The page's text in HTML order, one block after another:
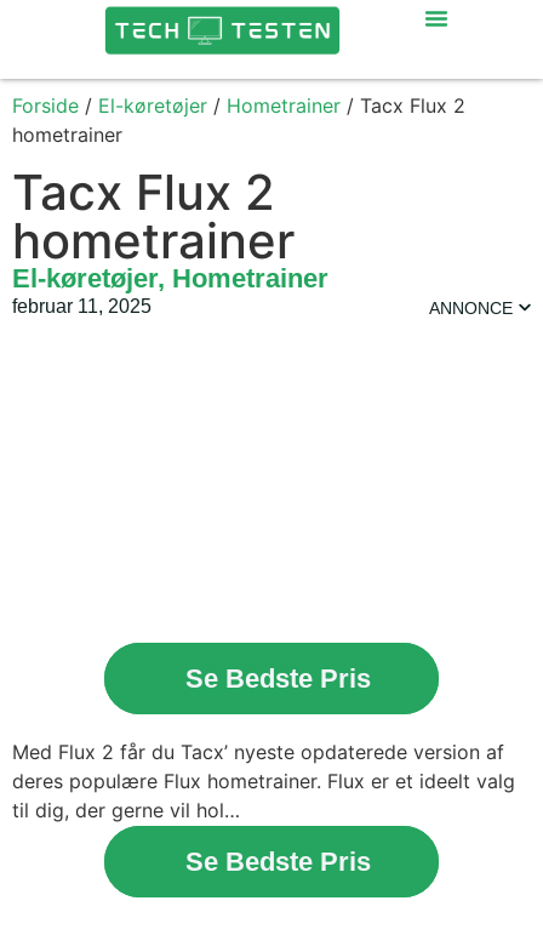
Forside / El-køretøjer / Hometrainer / Tacx Flux 2
hometrainer
Tacx Flux 2
hometrainer
El-køretøjer, Hometrainer
februar 11, 2025 ANNONCE
Se Bedste Pris
Med Flux 2 får du Tacx’ nyeste opdaterede version af
deres populære Flux hometrainer. Flux er et ideelt valg
til dig, der gerne vil hol…
Se Bedste Pris